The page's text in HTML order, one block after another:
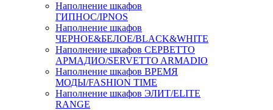
Наполнение шкафов
ГИПНОС/IPNOS
Наполнение шкафов
ЧЕРНОЕ&БЕЛОЕ/BLACK&WHITE
Наполнение шкафов СЕРВЕТТО
АРМАДИО/SERVETTO ARMADIO
Наполнение шкафов ВРЕМЯ
МОДЫ/FASHION TIME
Наполнение шкафов ЭЛИТ/ELITE
RANGE